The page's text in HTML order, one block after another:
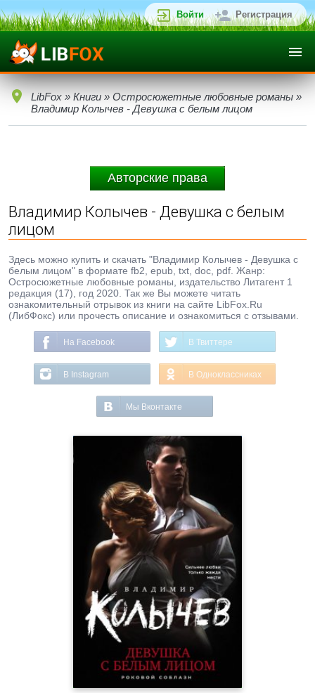
Войти Регистрация
LibFox » Книги » Остросюжетные любовные романы »
Владимир Колычев - Девушка с белым лицом
Авторские права
Владимир Колычев - Девушка с белым
лицом
Здесь можно купить и скачать "Владимир Колычев - Девушка с
белым лицом" в формате fb2, epub, txt, doc, pdf. Жанр:
Остросюжетные любовные романы, издательство Литагент 1
редакция (17), год 2020. Так же Вы можете читать
ознакомительный отрывок из книги на сайте LibFox.Ru
(ЛибФокс) или прочесть описание и ознакомиться с отзывами.
На Facebook В Твиттере
В Instagram В Одноклассниках
Мы Вконтакте